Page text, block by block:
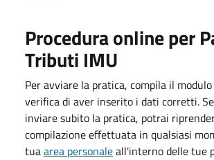
Procedura online per
Tributi IMU
Per avviare la pratica, compila il
verifica di aver inserito i dati corretti.
inviare subito la pratica, potrai
compilazione effettuata in qualsiasi
tuaarea personaleall'interno delle tue